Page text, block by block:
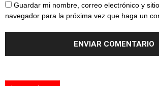
Guardar mi nombre, correo electrónico y
navegador para la próxima vez que haga un